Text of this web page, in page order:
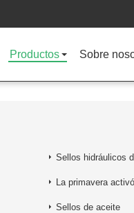
Productos Sobre
Sellos hidráulicos
La primavera
Sellos de aceite